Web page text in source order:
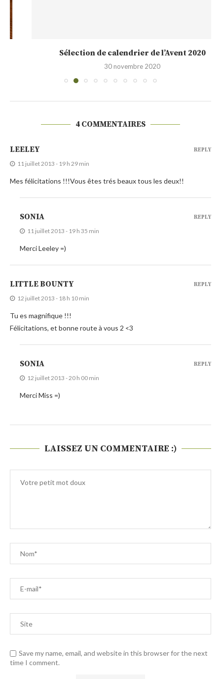
Sélection de calendrier de l’Avent 2020
30 novembre 2020
4 COMMENTAIRES
LEELEY
11 juillet 2013 - 19 h 29 min
Mes félicitations !!!Vous êtes trés beaux tous les deux!!
REPLY
SONIA
11 juillet 2013 - 19 h 35 min
Merci Leeley =)
REPLY
LITTLE BOUNTY
12 juillet 2013 - 18 h 10 min
Tu es magnifique !!!
Félicitations, et bonne route à vous 2 <3
REPLY
SONIA
12 juillet 2013 - 20 h 00 min
Merci Miss =)
REPLY
LAISSEZ UN COMMENTAIRE :)
Save my name, email, and website in this browser for the next
time I comment.